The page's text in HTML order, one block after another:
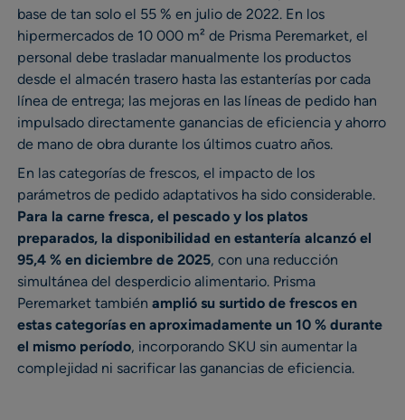
base de tan solo el 55 % en julio de 2022. En los
hipermercados de 10 000 m² de Prisma Peremarket, el
personal debe trasladar manualmente los productos
desde el almacén trasero hasta las estanterías por cada
línea de entrega; las mejoras en las líneas de pedido han
impulsado directamente ganancias de eficiencia y ahorro
de mano de obra durante los últimos cuatro años.
En las categorías de frescos, el impacto de los
parámetros de pedido adaptativos ha sido considerable.
Para la carne fresca, el pescado y los platos
preparados, la disponibilidad en estantería alcanzó el
95,4 % en diciembre de 2025, con una reducción
simultánea del desperdicio alimentario. Prisma
Peremarket también amplió su surtido de frescos en
estas categorías en aproximadamente un 10 % durante
el mismo período, incorporando SKU sin aumentar la
complejidad ni sacrificar las ganancias de eficiencia.